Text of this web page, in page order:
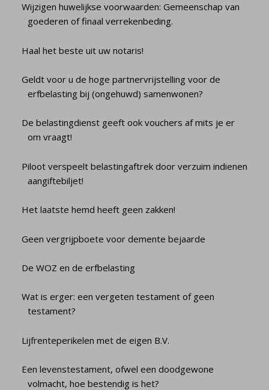
Wijzigen huwelijkse voorwaarden: Gemeenschap van
goederen of finaal verrekenbeding.
Haal het beste uit uw notaris!
Geldt voor u de hoge partnervrijstelling voor de
erfbelasting bij (ongehuwd) samenwonen?
De belastingdienst geeft ook vouchers af mits je er
om vraagt!
Piloot verspeelt belastingaftrek door verzuim indienen
aangiftebiljet!
Het laatste hemd heeft geen zakken!
Geen vergrijpboete voor demente bejaarde
De WOZ en de erfbelasting
Wat is erger: een vergeten testament of geen
testament?
Lijfrenteperikelen met de eigen B.V.
Een levenstestament, ofwel een doodgewone
volmacht, hoe bestendig is het?